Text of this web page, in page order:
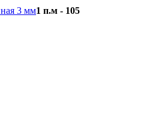
3 мм1 п.м - 105